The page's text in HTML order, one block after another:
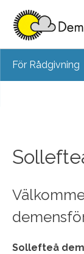
content
För Rådgivning
Sollefteå